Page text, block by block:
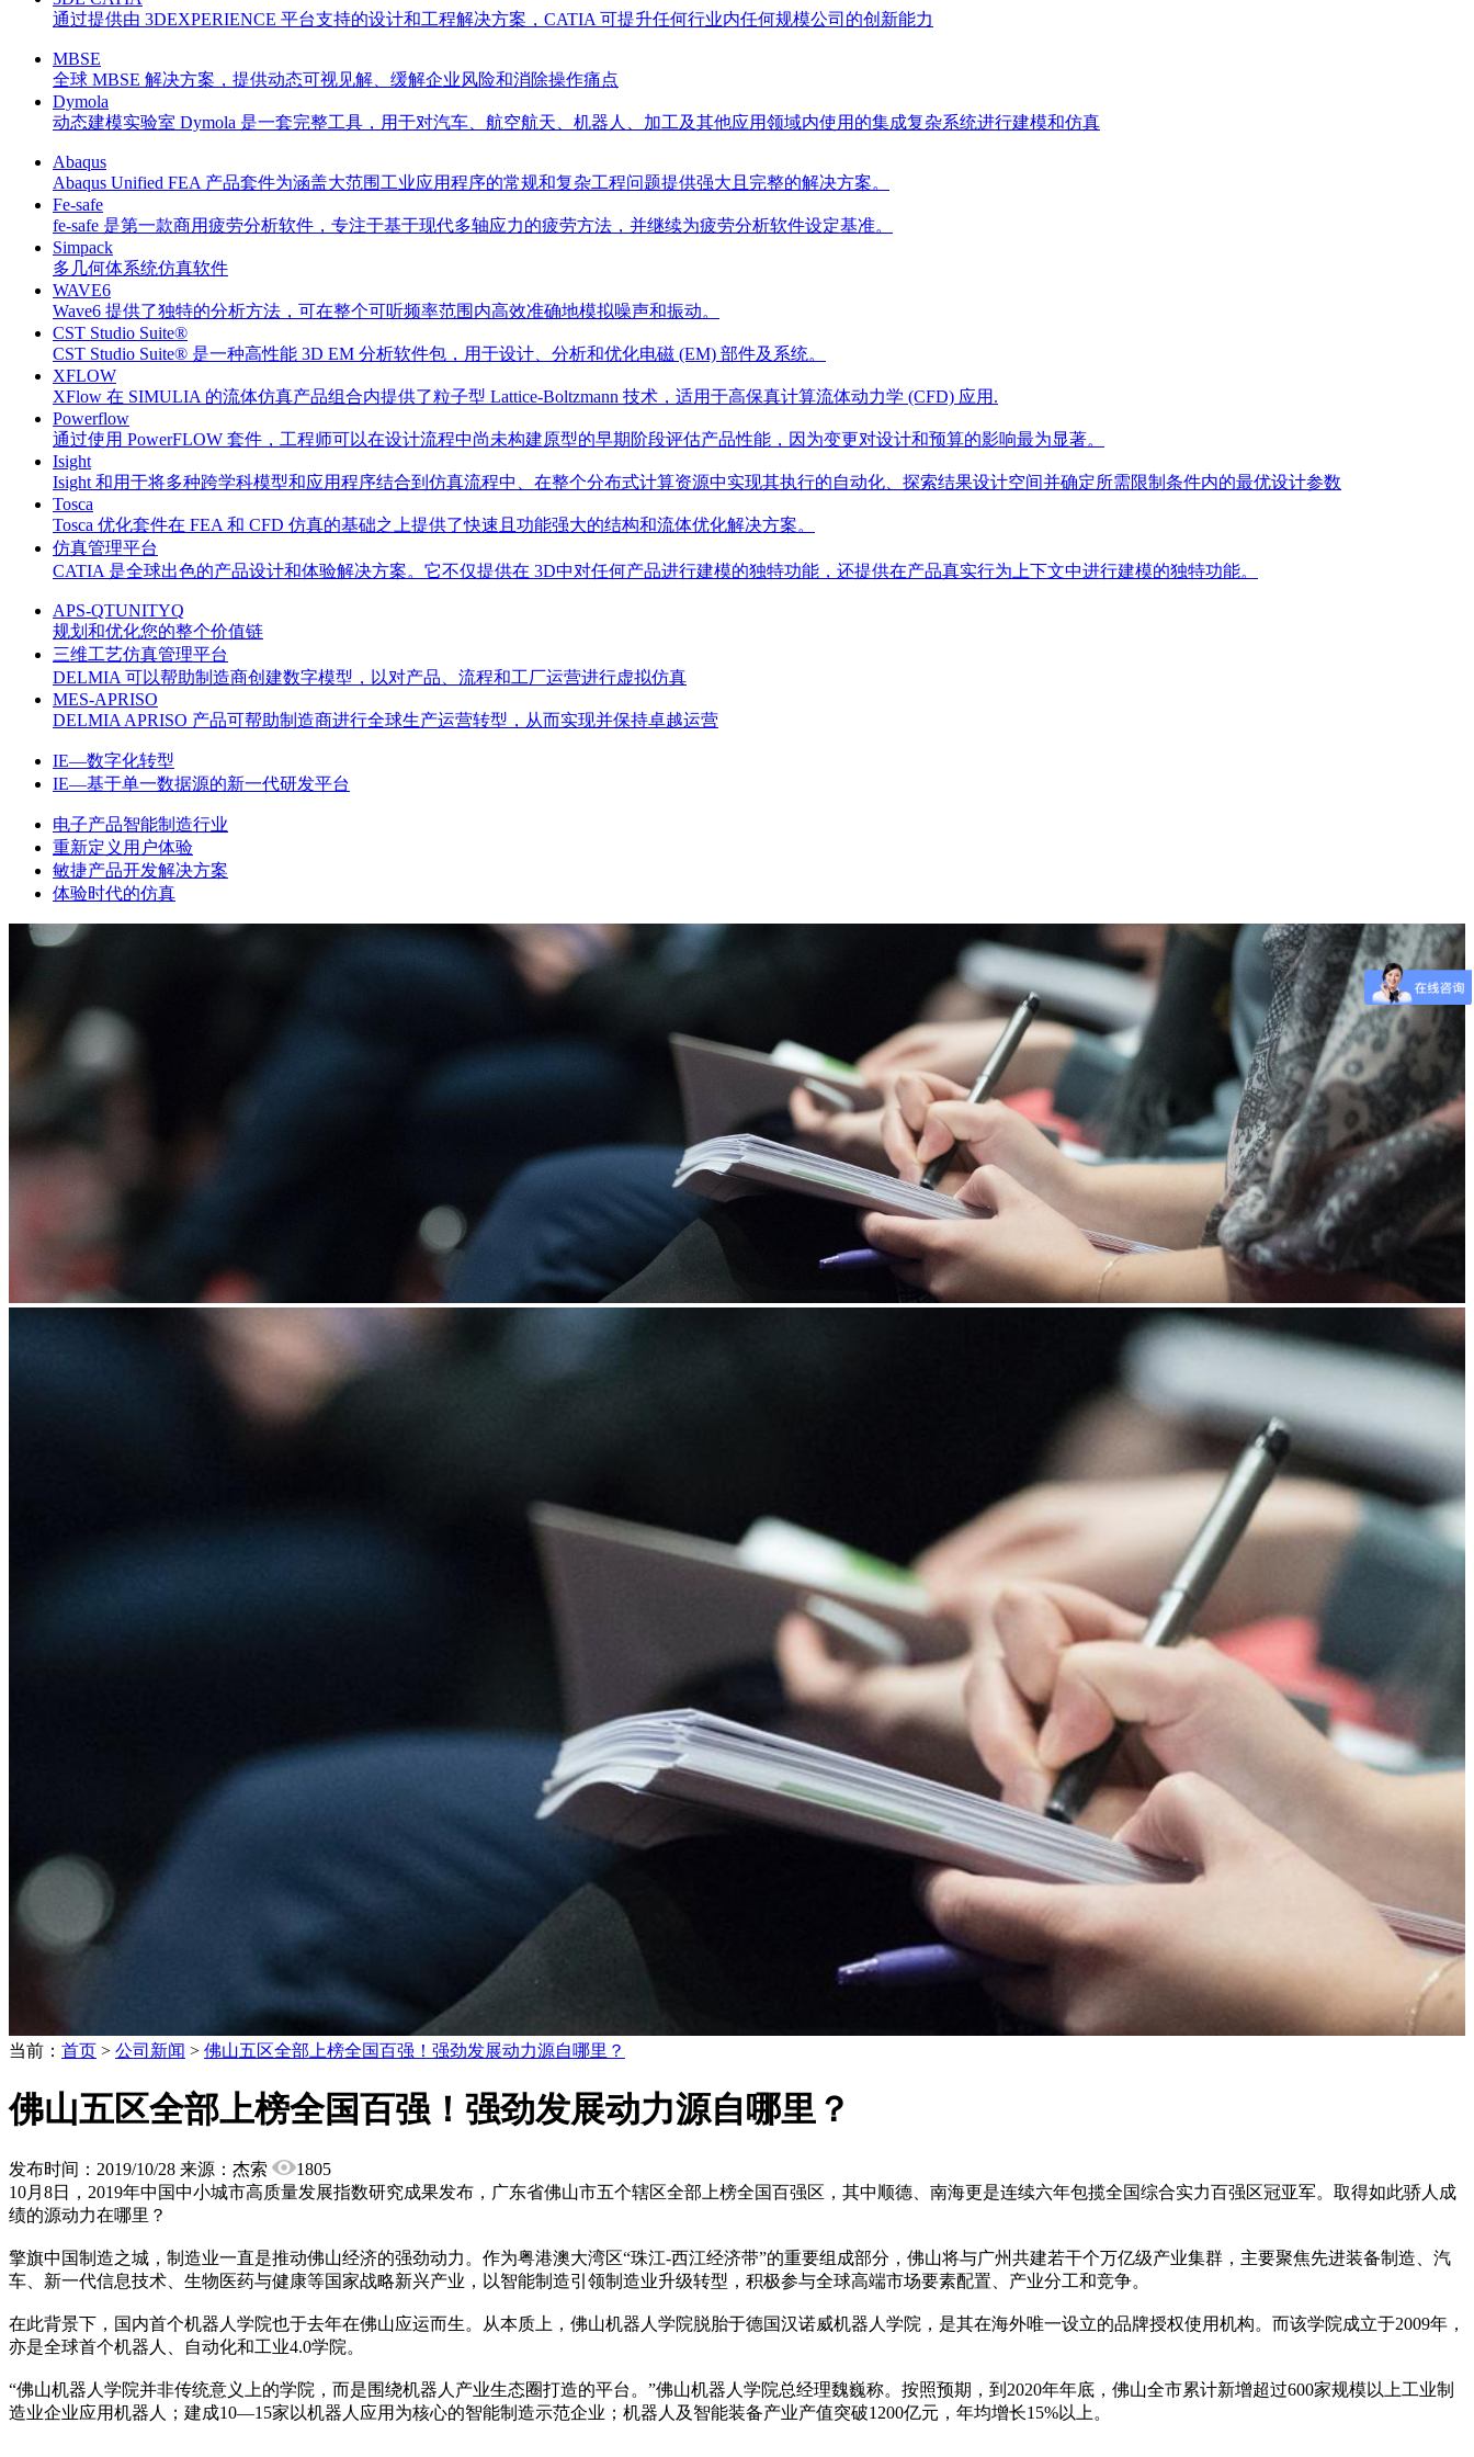
通过提供由 3DEXPERIENCE 平台支持的设计和工程解决方案，CATIA 可提升任何行业内任何规模公司的创新能力
MBSE
全球 MBSE 解决方案，提供动态可视见解、缓解企业风险和消除操作痛点
Dymola
动态建模实验室 Dymola 是一套完整工具，用于对汽车、航空航天、机器人、加工及其他应用领域内使用的集成复杂系统进行建模和仿真
Abaqus
Abaqus Unified FEA 产品套件为涵盖大范围工业应用程序的常规和复杂工程问题提供强大且完整的解决方案。
Fe-safe
fe-safe 是第一款商用疲劳分析软件，专注于基于现代多轴应力的疲劳方法，并继续为疲劳分析软件设定基准。
Simpack
多几何体系统仿真软件
WAVE6
Wave6 提供了独特的分析方法，可在整个可听频率范围内高效准确地模拟噪声和振动。
CST Studio Suite®
CST Studio Suite® 是一种高性能 3D EM 分析软件包，用于设计、分析和优化电磁 (EM) 部件及系统。
XFLOW
XFlow 在 SIMULIA 的流体仿真产品组合内提供了粒子型 Lattice-Boltzmann 技术，适用于高保真计算流体动力学 (CFD) 应用.
Powerflow
通过使用 PowerFLOW 套件，工程师可以在设计流程中尚未构建原型的早期阶段评估产品性能，因为变更对设计和预算的影响最为显著。
Isight
Isight 和用于将多种跨学科模型和应用程序结合到仿真流程中、在整个分布式计算资源中实现其执行的自动化、探索结果设计空间并确定所需限制条件内的最优设计参数
Tosca
Tosca 优化套件在 FEA 和 CFD 仿真的基础之上提供了快速且功能强大的结构和流体优化解决方案。
仿真管理平台
CATIA 是全球出色的产品设计和体验解决方案。它不仅提供在 3D中对任何产品进行建模的独特功能，还提供在产品真实行为上下文中进行建模的独特功能。
APS-QTUNITYQ
规划和优化您的整个价值链
三维工艺仿真管理平台
DELMIA 可以帮助制造商创建数字模型，以对产品、流程和工厂运营进行虚拟仿真
MES-APRISO
DELMIA APRISO 产品可帮助制造商进行全球生产运营转型，从而实现并保持卓越运营
IE—数字化转型
IE—基于单一数据源的新一代研发平台
电子产品智能制造行业
重新定义用户体验
敏捷产品开发解决方案
体验时代的仿真
当前： 首页 > 公司新闻 > 佛山五区全部上榜全国百强！强劲发展动力源自哪里？
佛山五区全部上榜全国百强！强劲发展动力源自哪里？
发布时间：2019/10/28 来源：杰索
1805
10月8日，2019年中国中小城市高质量发展指数研究成果发布，广东省佛山市五个辖区全部上榜全国百强区，其中顺德、南海更是连续六年包揽全国综合实力百强区冠亚军。取得如此骄人成
绩的源动力在哪里？
擎旗中国制造之城，制造业一直是推动佛山经济的强劲动力。作为粤港澳大湾区“珠江-西江经济带”的重要组成部分，佛山将与广州共建若干个万亿级产业集群，主要聚焦先进装备制造、汽
车、新一代信息技术、生物医药与健康等国家战略新兴产业，以智能制造引领制造业升级转型，积极参与全球高端市场要素配置、产业分工和竞争。
在此背景下，国内首个机器人学院也于去年在佛山应运而生。从本质上，佛山机器人学院脱胎于德国汉诺威机器人学院，是其在海外唯一设立的品牌授权使用机构。而该学院成立于2009年，
亦是全球首个机器人、自动化和工业4.0学院。
“佛山机器人学院并非传统意义上的学院，而是围绕机器人产业生态圈打造的平台。”佛山机器人学院总经理魏巍称。按照预期，到2020年年底，佛山全市累计新增超过600家规模以上工业制
造业企业应用机器人；建成10—15家以机器人应用为核心的智能制造示范企业；机器人及智能装备产业产值突破1200亿元，年均增长15%以上。